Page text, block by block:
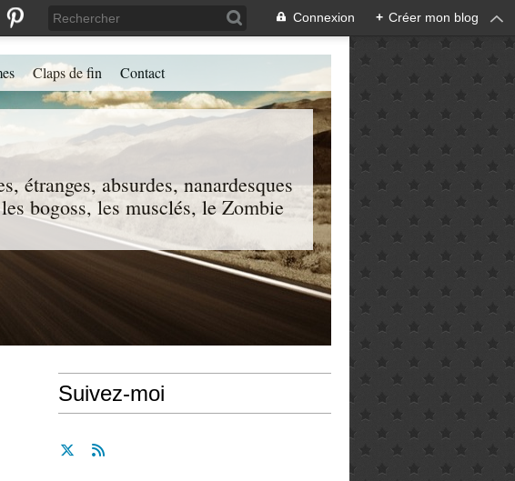
Connexion + Créer mon blog
étranges, absurdes, nanardesques
bogoss, les musclés, le Zombie
Claps de fin Contact
Suivez-moi